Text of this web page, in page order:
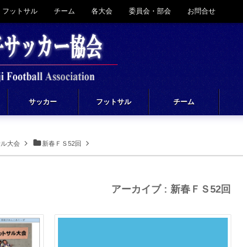
大会 新春ＦＳ52回
アーカイブ : 新春ＦＳ52回
フットサル チーム 各大会 委員会・部会 お問合せ
サッカー フットサル チーム